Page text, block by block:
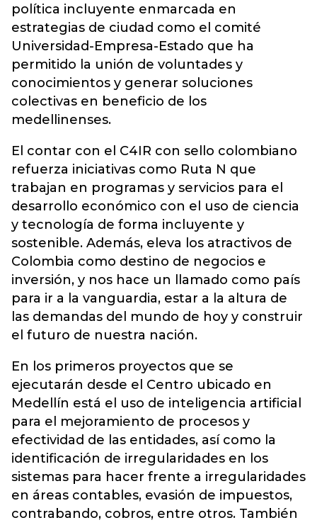
política incluyente enmarcada en
estrategias de ciudad como el comité
Universidad-Empresa-Estado que ha
permitido la unión de voluntades y
conocimientos y generar soluciones
colectivas en beneficio de los
medellinenses.
El contar con el C4IR con sello colombiano
refuerza iniciativas como Ruta N que
trabajan en programas y servicios para el
desarrollo económico con el uso de ciencia
y tecnología de forma incluyente y
sostenible. Además, eleva los atractivos de
Colombia como destino de negocios e
inversión, y nos hace un llamado como país
para ir a la vanguardia, estar a la altura de
las demandas del mundo de hoy y construir
el futuro de nuestra nación.
En los primeros proyectos que se
ejecutarán desde el Centro ubicado en
Medellín está el uso de inteligencia artificial
para el mejoramiento de procesos y
efectividad de las entidades, así como la
identificación de irregularidades en los
sistemas para hacer frente a irregularidades
en áreas contables, evasión de impuestos,
contrabando, cobros, entre otros. También